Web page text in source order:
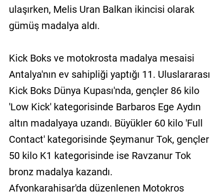
ulaşırken, Melis Uran Balkan ikincisi olarak
gümüş madalya aldı.
Kick Boks ve motokrosta madalya mesaisi
Antalya'nın ev sahipliği yaptığı 11. Uluslararası
Kick Boks Dünya Kupası'nda, gençler 86 kilo
'Low Kick' kategorisinde Barbaros Ege Aydın
altın madalyaya uzandı. Büyükler 60 kilo 'Full
Contact' kategorisinde Şeymanur Tok, gençler
50 kilo K1 kategorisinde ise Ravzanur Tok
bronz madalya kazandı.
Afyonkarahisar'da düzenlenen Motokros